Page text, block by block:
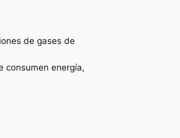
de gases de
consumen energía,